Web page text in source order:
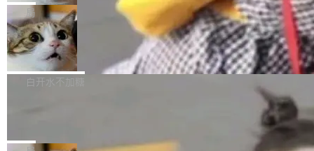
断从他嘴里说出来分量不同。Hugging Face 是
全球最大的开源 AI 平台，上面跑着上百万个模
型。谁在开源赛道上领先，...
aw 是 Shelley 的作者，一个开源 AI coding age
nt。他最近在博客上写了一篇文章，核心论点很
简单：开发者工具必须开源。 理由不是传统的自
由软件情怀，而是一个跟 AI agent 直接相关的
技术判断。 两行 prompt 就能个性化任何软件 C
会变成一场开源 Agent 生态的路演。 8月1日，
DeepSeek Harness 团队负责人崔添翼（tiany
i）在 X 上发帖： 「如果你是 Agent Harness 相
关开源项目的开发者，希望参加 DeepSeek Har
ness 的内测，可以回复或私信联系我。请附上
Harness 负责把能力落到真实环境中——调用工
局
商汤 SenseNova U1.5-Lite-Preview
开源
商汤科技宣布面向社区开源轻量级统一多模态模
型的预览版本 SenseNova U1.5-Lite-Preview。
理解、推理、生成与编辑，还仅以 8B-MoT 的轻
白开水不加糖
nap。这次是 hwctl——一个用来检查 Ubuntu